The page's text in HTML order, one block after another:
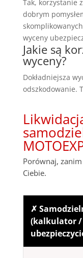
Tak, korzystanie
dobrym
wyceny
Jakie są
wyceny?
Dokładniejsza
odszkodowanie.
Porównaj,
Ciebie.
✗
(kalkulator /